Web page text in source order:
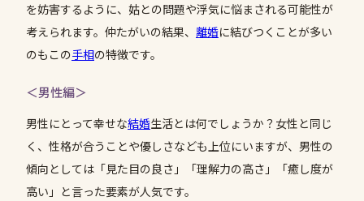
を妨害するように、姑との問題や浮気に悩まされる可能性が
考えられます。仲たがいの結果、 離婚に結びつくことが多い
のもこの手相の特徴です。
＜男性編＞
男性にとって幸せな結婚生活とは何でしょうか？女性と同じ
く、性格が合うことや優しさなども上位にいますが、男性の
傾向としては「見た目の良さ」「理解力の高さ」「癒し度が
高い」と言った要素が人気です。